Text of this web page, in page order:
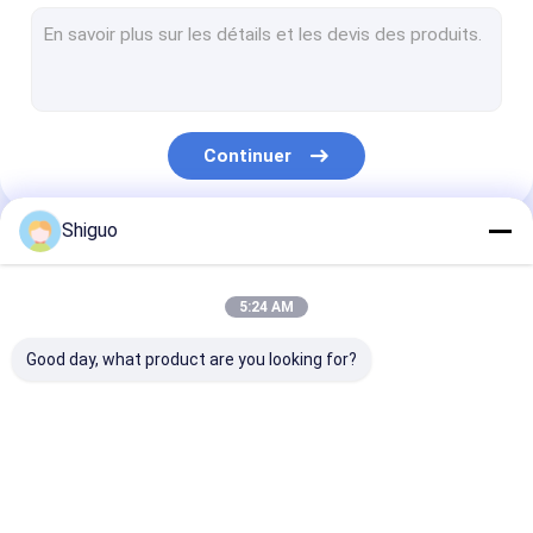
Emballage de PTFE
Bande de garniture de PTFE
Continuer
Nos Catégories
Shiguo
5:24 AM
Good day, what product are you looking for?